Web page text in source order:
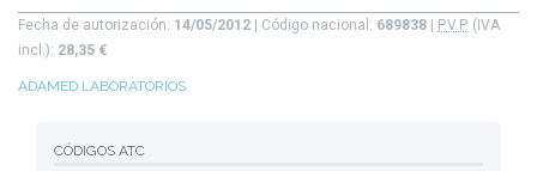
Fecha de autorización: 14/05/2012 | Código nacional: 689838 P.V.P. (IVA
incl.): 28,35 €
ADAMED LABORATORIOS
CÓDIGOS ATC